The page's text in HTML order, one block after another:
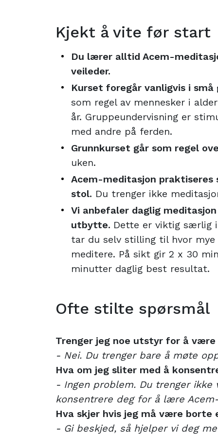
Kjekt å vite før start
Du lærer alltid Acem-
veileder.
Kurset foregår vanligvis i små
som regel av mennesker i
år. Gruppeundervisning er
med andre på ferden.
Grunnkurset går som regel
uken.
Acem-meditasjon praktiseres
stol. Du trenger ikke
Vi anbefaler daglig
utbytte. Dette er viktig særlig
tar du selv stilling til hvor
meditere. På sikt gir 2 x 30
minutter daglig best resultat.
Ofte stilte spørsmål
Trenger jeg noe utstyr for å være
- Nei. Du trenger bare å møte
Hva om jeg sliter med å
- Ingen problem. Du trenger
konsentrere deg for å lære
Hva skjer hvis jeg må være borte
- Gi beskjed, så hjelper vi deg